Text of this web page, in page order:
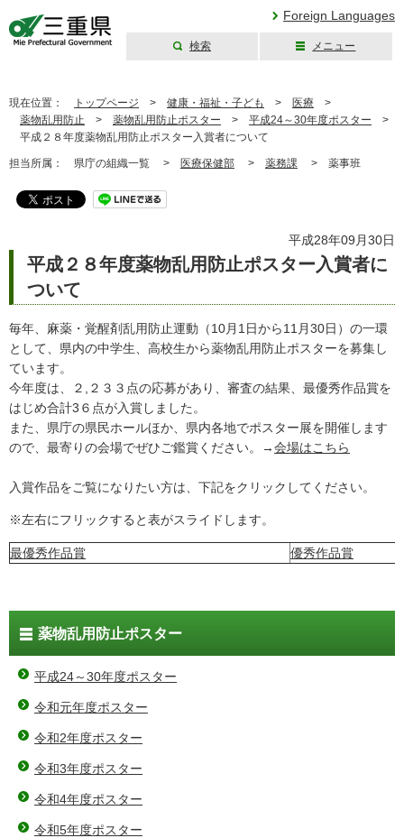
Foreign Languages
検索 メニュー
現在位置： トップページ > 健康・福祉・子ども > 医療 >
薬物乱用防止 > 薬物乱用防止ポスター > 平成24～30年度ポスター >
平成２８年度薬物乱用防止ポスター入賞者について
担当所属： 県庁の組織一覧 > 医療保健部 > 薬務課 > 薬事班
平成28年09月30日
平成２８年度薬物乱用防止ポスター入賞者に
ついて
毎年、麻薬・覚醒剤乱用防止運動（10月1日から11月30日）の一環
として、県内の中学生、高校生から薬物乱用防止ポスターを募集し
ています。
今年度は、２,２３３点の応募があり、審査の結果、最優秀作品賞を
はじめ合計3６点が入賞しました。
また、県庁の県民ホールほか、県内各地でポスター展を開催します
ので、最寄りの会場でぜひご鑑賞ください。→会場はこちら
入賞作品をご覧になりたい方は、下記をクリックしてください。
※左右にフリックすると表がスライドします。
最優秀作品賞 優秀作品賞
薬物乱用防止ポスター
平成24～30年度ポスター
令和元年度ポスター
令和2年度ポスター
令和3年度ポスター
令和4年度ポスター
令和5年度ポスター